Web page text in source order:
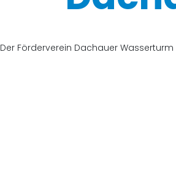
Der Förderverein Dachauer